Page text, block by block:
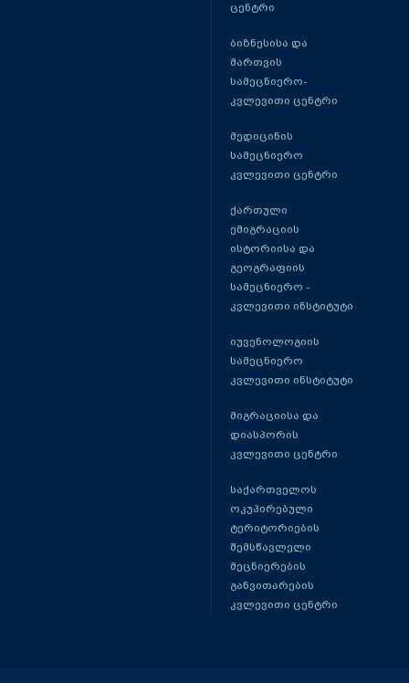
ცენტრი
ბიზნესისა და
მართვის
სამეცნიერო-
კვლევითი ცენტრი
მედიცინის
სამეცნიერო
კვლევითი ცენტრი
ქართული
ემიგრაციის
ისტორიისა და
გეოგრაფიის
სამეცნიერო -
კვლევითი ინსტიტუტი
იუვენოლოგიის
სამეცნიერო
კვლევითი ინსტიტუტი
მიგრაციისა და
დიასპორის
კვლევითი ცენტრი
საქართველოს
ოკუპირებული
ტერიტორიების
შემსწავლელი
მეცნიერების
განვითარების
კვლევითი ცენტრი